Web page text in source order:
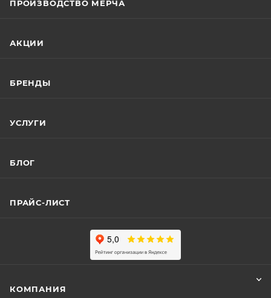
ПРОИЗВОДСТВО МЕРЧА
АКЦИИ
БРЕНДЫ
УСЛУГИ
БЛОГ
ПРАЙС-ЛИСТ
КОМПАНИЯ